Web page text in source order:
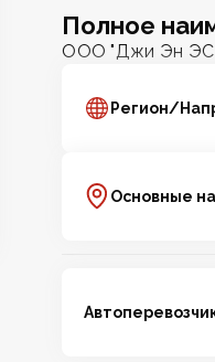
Полное
ООО "Джи Эн ЭС
Регион/
Основные